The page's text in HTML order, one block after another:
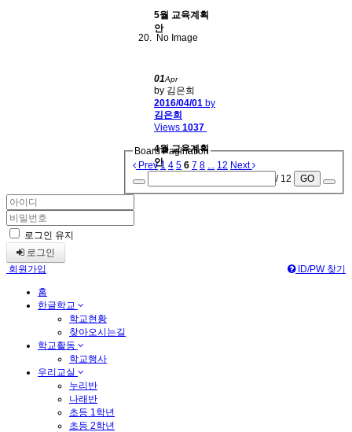
5월 교육계획
안
No Image
01Apr
by 김은희
2016/04/01 by
김은희
Views 1037
4월 교육계획
안
Board Pagination
Prev 1 4 5 6 7 8 ... 12 Next
/ 12
GO
로그인 유지
로그인
회원가입
ID/PW 찾기
홈
한글학교
학교현황
찾아오시는길
학교활동
학교행사
우리교실
누리반
나래반
초등 1학년
초등 2학년